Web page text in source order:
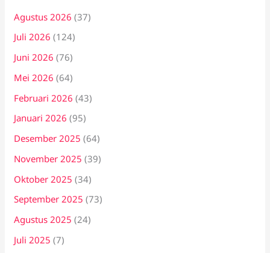
Agustus 2026 (37)
Juli 2026 (124)
Juni 2026 (76)
Mei 2026 (64)
Februari 2026 (43)
Januari 2026 (95)
Desember 2025 (64)
November 2025 (39)
Oktober 2025 (34)
September 2025 (73)
Agustus 2025 (24)
Juli 2025 (7)